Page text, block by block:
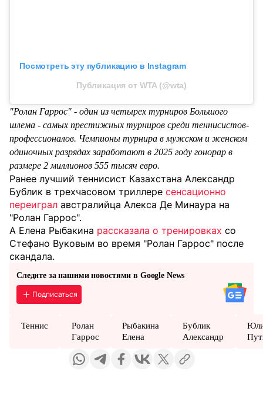
Посмотреть эту публикацию в Instagram
Публикация от WTA (@wta)
"Ролан Гаррос" - один из четырех турниров Большого
шлема - самых престижных турниров среди теннисистов-
профессионалов. Чемпионы турнира в мужском и женском
одиночных разрядах заработают в 2025 году гонорар в
размере 2 миллионов 555 тысяч евро.
Ранее лучший теннисист Казахстана Александр
Бублик в трехчасовом триллере сенсационно
переиграл австралийца Алекса Де Минаура на
"Ролан Гаррос".
А Елена Рыбакина рассказала о тренировках со
Стефано Вуковым во время "Ролан Гаррос" после
скандала.
Следите за нашими новостями в Google News
Подписаться
Теннис
Ролан
Гаррос
Рыбакина
Елена
Бублик
Александр